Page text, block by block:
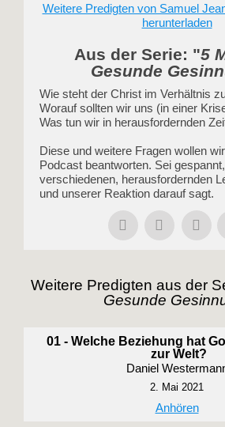
Weitere Predigten von Samuel
herunterladen
Aus der Serie: "5
Gesunde
Wie steht der Christ im Verhältnis
Worauf sollten wir uns (in einer
Was tun wir in herausfordernden
Diese und weitere Fragen wollen
Podcast beantworten. Sei
verschiedenen, herausfordernden
und unserer Reaktion darauf sagt.
Weitere Predigten aus der
Gesunde
01 - Welche Beziehung hat
zur Welt?
Daniel
2. Mai 2021
Anhören